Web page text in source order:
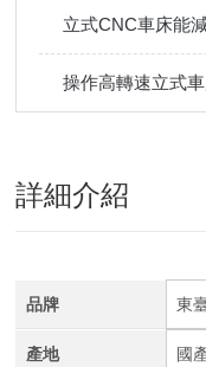
立式CNC車床能
操作高轉速立式
詳細介紹
品牌 東
產地 國